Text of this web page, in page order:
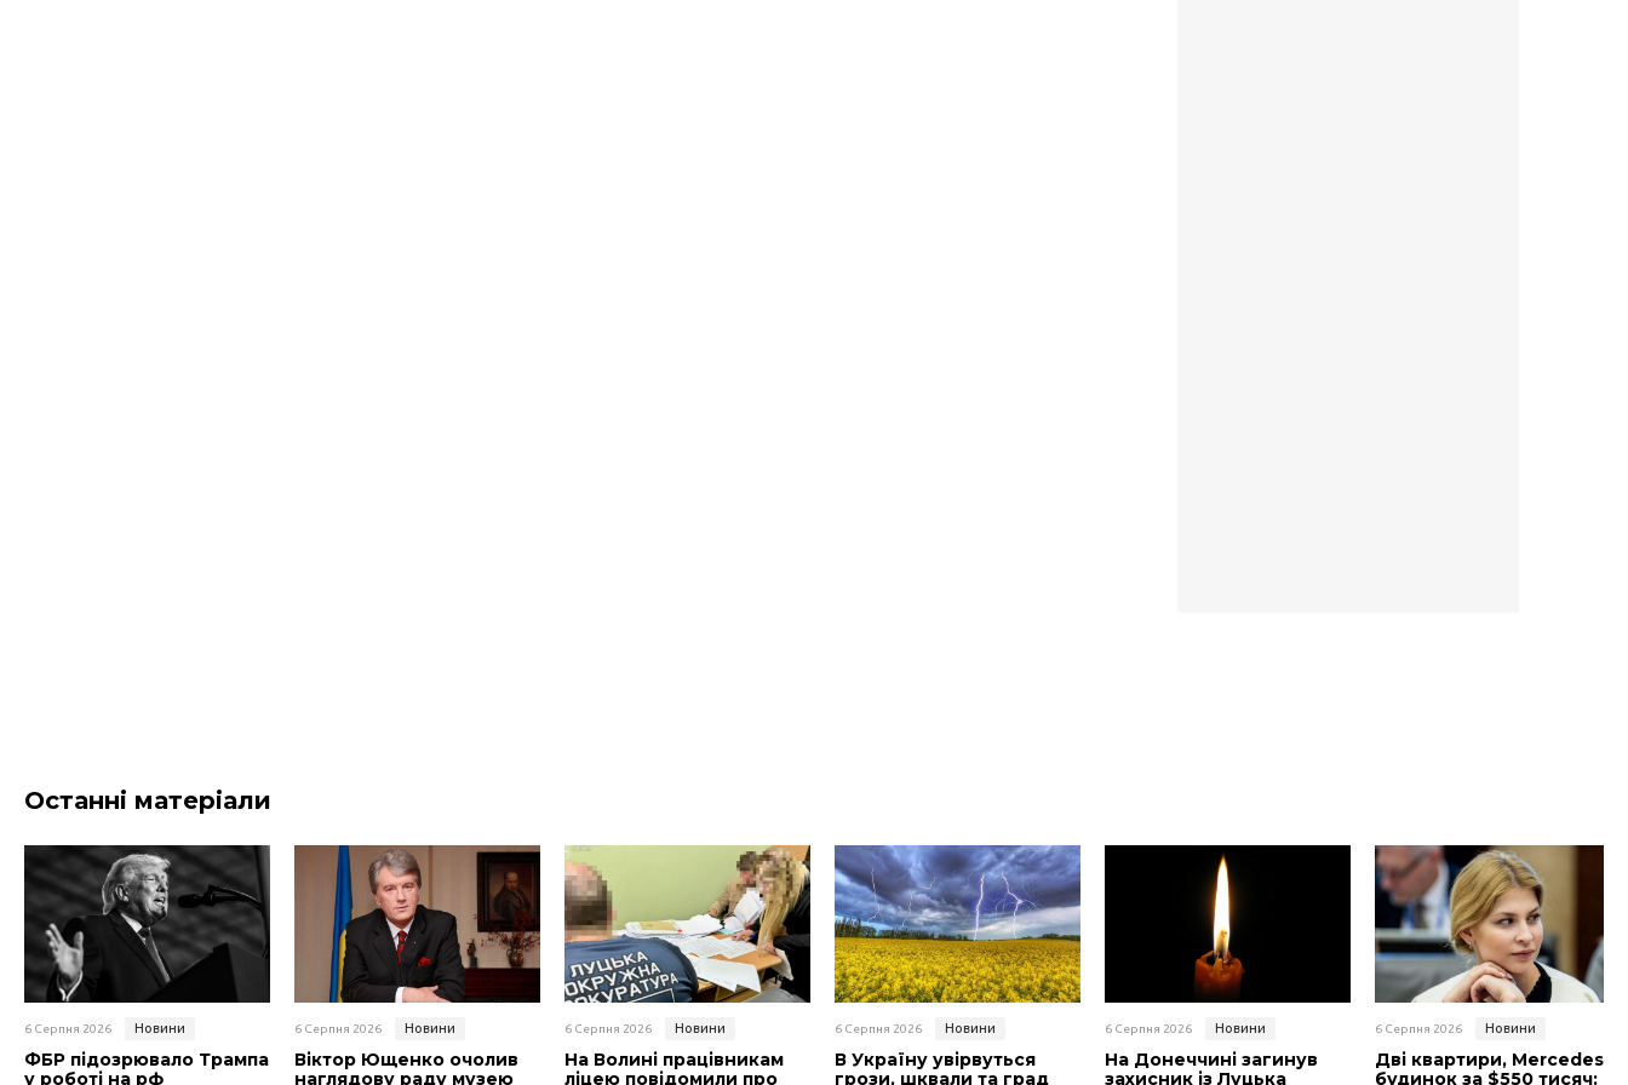
Останні матеріали
6 Серпня 2026 Новини
ФБР підозрювало Трампа
у роботі на рф
6 Серпня 2026 Новини
Віктор Ющенко очолив
наглядову раду музею
6 Серпня 2026 Новини
На Волині працівникам
ліцею повідомили про
6 Серпня 2026 Новини
В Україну увірвуться
грози, шквали та град
6 Серпня 2026 Новини
На Донеччині загинув
захисник із Луцька
6 Серпня 2026 Новини
Дві квартири, Mercedes і
будинок за $550 тисяч: